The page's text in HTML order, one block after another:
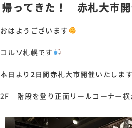
帰ってきた！ 赤札大市開
おはようございます
コルソ札幌です
本日より2日間赤札大市開催いたします
2F 階段を登り正面リールコーナー横